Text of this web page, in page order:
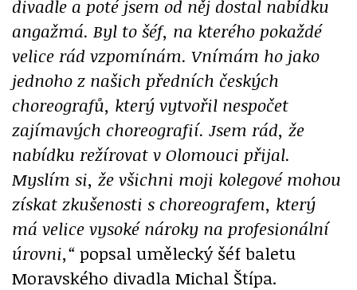
divadle a poté jsem od něj dostal nabídku
angažmá. Byl to šéf, na kterého pokaždé
velice rád vzpomínám. Vnímám ho jako
jednoho z našich předních českých
choreografů, který vytvořil nespočet
zajímavých choreografií. Jsem rád, že
nabídku režírovat v Olomouci přijal.
Myslím si, že všichni moji kolegové mohou
získat zkušenosti s choreografem, který
má velice vysoké nároky na profesionální
úrovni,“ popsal umělecký šéf baletu
Moravského divadla Michal Štípa.